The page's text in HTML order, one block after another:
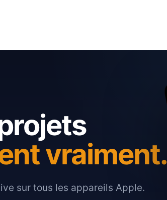
vraiment.
sur tous les appareils Apple.